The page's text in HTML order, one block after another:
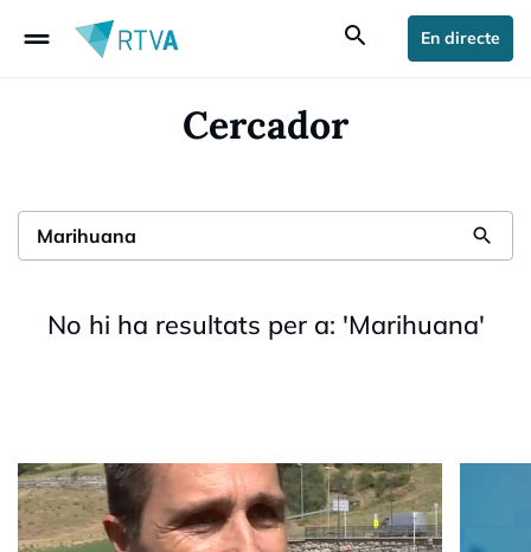
drag_handle search En directe
Cercador
search
No hi ha resultats per a: 'Marihuana'